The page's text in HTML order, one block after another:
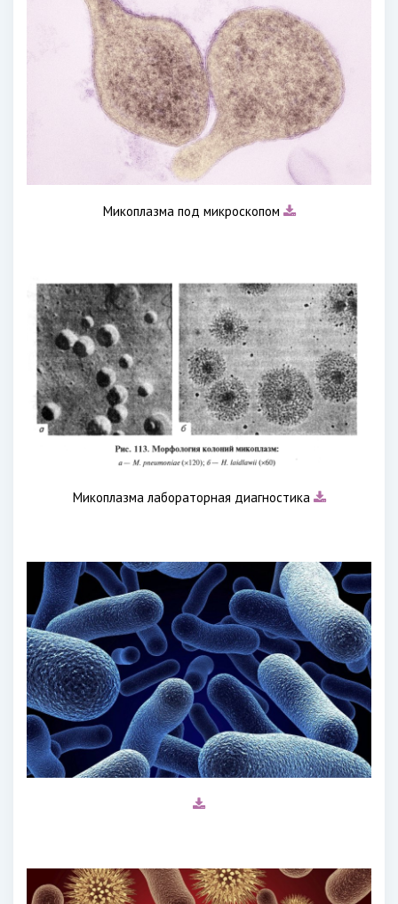
Микоплазма под микроскопом
Микоплазма лабораторная диагностика